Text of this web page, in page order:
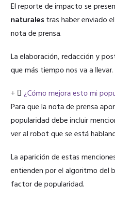
El reporte de impacto se
naturalestras haber enviado
nota de prensa.
La elaboración, redacción y
que más tiempo nos va a llevar.
¿Cómo mejora esto mi
Para que la nota de prensa
popularidad debe incluir
ver al robot que se está
La aparición de estas
entienden por el algoritmo del
factor de popularidad.